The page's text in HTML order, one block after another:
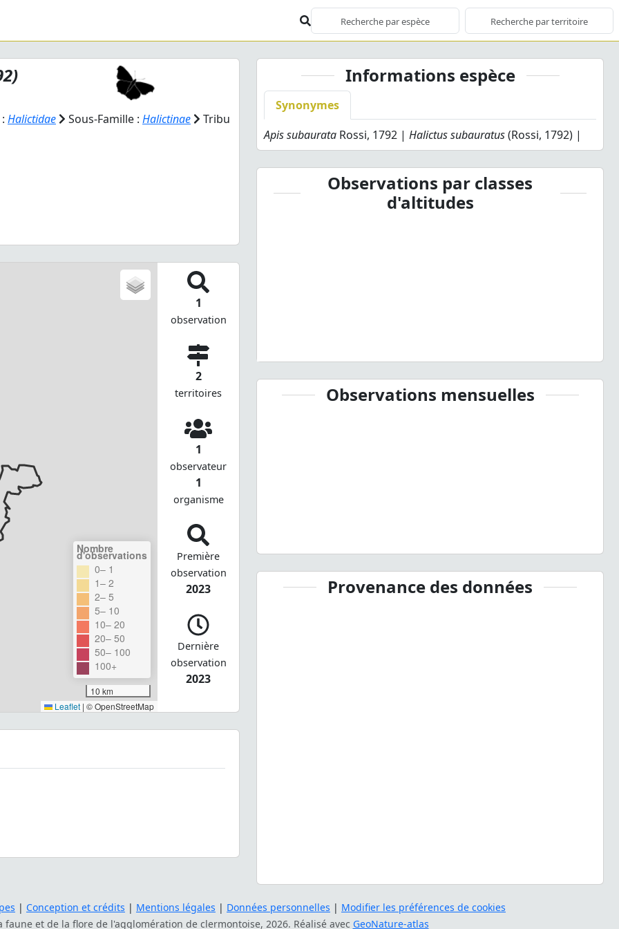
Halictidae Sous-Famille : Halictinae Tribu
Nombre
d'observations
0– 1
1– 2
2– 5
5– 10
10– 20
20– 50
50– 100
100+
10 km
Leaflet | © OpenStreetMap
1
observation
2
territoires
1
observateur
1
organisme
Première
observation
2023
Dernière
observation
2023
Informations espèce
Synonymes
Apis subaurata Rossi, 1792 |Halictus subauratus(Rossi, 1792) |
Observations par classes
d'altitudes
Observations mensuelles
Provenance des données
| Conception et crédits | Mentions légales | Données personnelles | Modifier les préférences de cookies
faune et de la flore de l'agglomération de clermontoise, 2026. Réalisé avec GeoNature-atlas